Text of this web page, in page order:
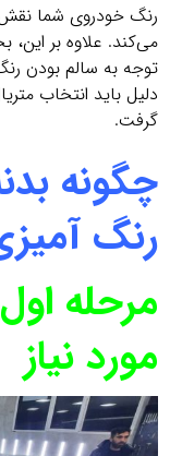
رنگ خودروی شما نقش
می‌‌کند. علاوه بر
توجه به سالم بودن
دلیل باید انتخاب
گرفت.
چگونه
رنگ
مرحله
مورد نیاز